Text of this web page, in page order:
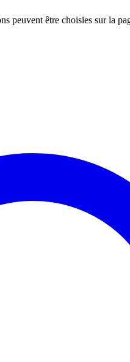
peuvent être choisies sur la